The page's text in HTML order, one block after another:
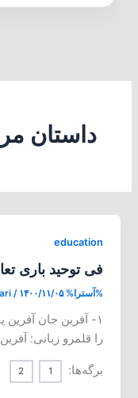
داستان
education
فی توحید باری
%آسترا% / ۱۴۰۰/۱۱/۰۵
۱- آفرین جان
را قلمرو زبانی:
برگه‌ها: 1
2